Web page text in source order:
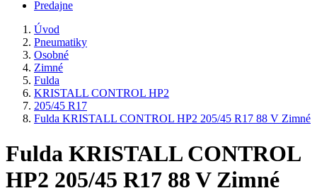
Predajne
Úvod
Pneumatiky
Osobné
Zimné
Fulda
KRISTALL CONTROL HP2
205/45 R17
Fulda KRISTALL CONTROL HP2 205/45 R17 88 V Zimné
Fulda KRISTALL CONTROL
HP2 205/45 R17 88 V Zimné